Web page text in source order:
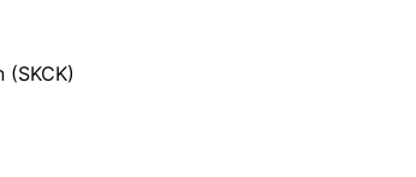
(SKCK)